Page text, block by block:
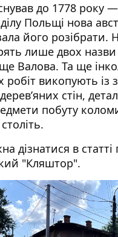
до 1778 року
Польщі нова
його розібрати.
лише двох
Валова. Та ще
робіт викопують із
стін,
побуту
дізнатися в статті
"Кляштор".